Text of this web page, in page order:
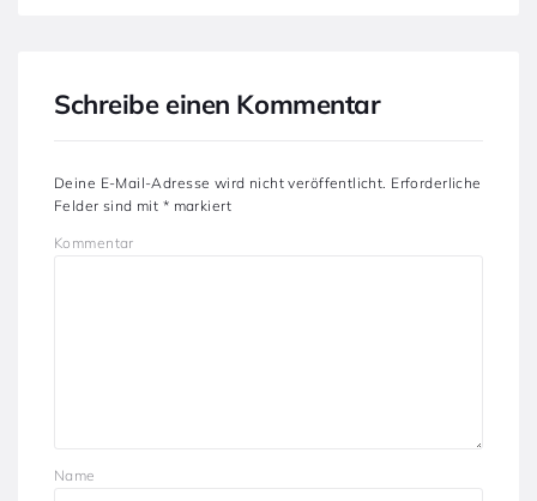
Schreibe einen Kommentar
Deine E-Mail-Adresse wird nicht veröffentlicht. Erforderliche
Felder sind mit * markiert
Kommentar
Name